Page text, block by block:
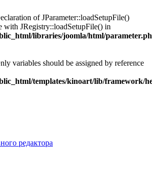
of JParameter::loadSetupFile()
with JRegistry::loadSetupFile() in
libraries/joomla/html/
variables should be assigned by reference
templates/kinoart/lib/framework/
редактора